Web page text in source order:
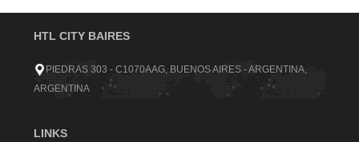
HTL CITY BAIRES
PIEDRAS 303 - C1070AAG, BUENOS AIRES - ARGENTINA,
ARGENTINA
LINKS